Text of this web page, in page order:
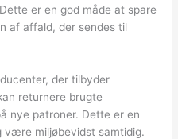
er en god måde at spare
af affald, der sendes til
der tilbyder
returnere brugte
nye patroner. Dette er en
være miljøbevidst samtidig.